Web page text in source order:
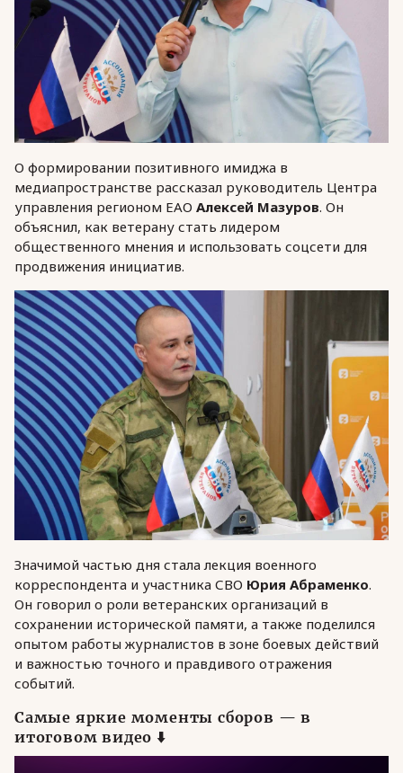
О формировании позитивного имиджа в
медиапространстве рассказал руководитель Центра
управления регионом ЕАО Алексей Мазуров. Он
объяснил, как ветерану стать лидером
общественного мнения и использовать соцсети для
продвижения инициатив.
Значимой частью дня стала лекция военного
корреспондента и участника СВО Юрия Абраменко.
Он говорил о роли ветеранских организаций в
сохранении исторической памяти, а также поделился
опытом работы журналистов в зоне боевых действий
и важностью точного и правдивого отражения
событий.
Самые яркие моменты сборов — в
итоговом видео ⬇️